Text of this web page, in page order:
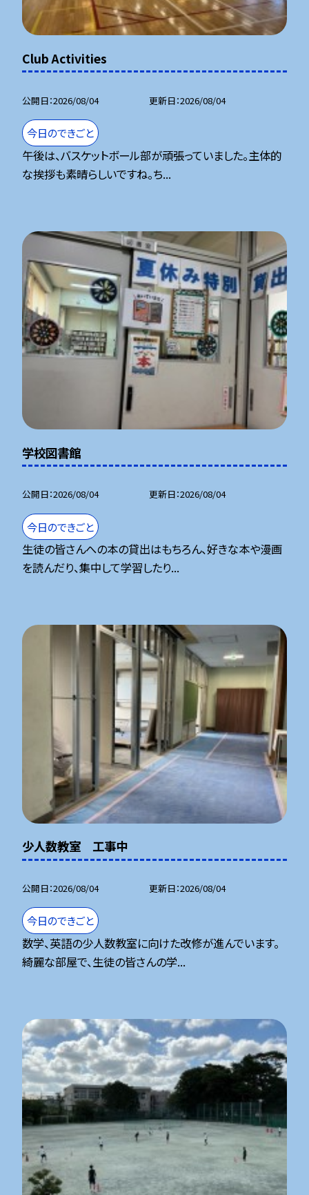
Club Activities
公開日 2026/08/04 更新日 2026/08/04
今日のできごと
午後は、バスケットボール部が頑張っていました。主体的
な挨拶も素晴らしいですね。ち...
学校図書館
公開日 2026/08/04 更新日 2026/08/04
今日のできごと
生徒の皆さんへの本の貸出はもちろん、好きな本や漫画
を読んだり、集中して学習したり...
少人数教室 工事中
公開日 2026/08/04 更新日 2026/08/04
今日のできごと
数学、英語の少人数教室に向けた改修が進んでいます。
綺麗な部屋で、生徒の皆さんの学...